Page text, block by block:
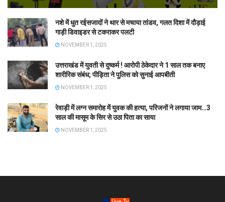
नशे में धुत रईसजादों ने थार से मचाया तांडव, गलत दिशा में दौड़ाई
गाड़ी डिवाइडर से टकराकर पलटी
NOVEMBER 1, 2025
उत्तराखंड में युवती से दुष्कर्म ! आरोपी ठेकेदार ने 1 साल तक बनाए
शारीरिक संबंध; पीड़िता ने पुलिस को सुनाई आपबीती
NOVEMBER 1, 2025
रेवाड़ी में लग्न समारोह में युवक की हत्या, परिजनों ने लगाया जाम…3
साल की मासूम के सिर से उठा पिता का साया
NOVEMBER 1, 2025